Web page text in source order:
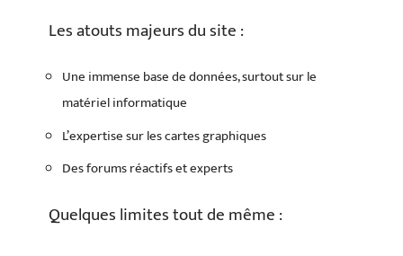
Les atouts majeurs du site :
Une immense base de données, surtout sur le
matériel informatique
L’expertise sur les cartes graphiques
Des forums réactifs et experts
Quelques limites tout de même :